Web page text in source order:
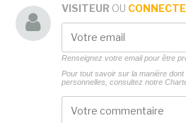
VISITEUR OU
Renseignez votre email pour être
Pour tout savoir sur la manière
personnelles, consultez notre